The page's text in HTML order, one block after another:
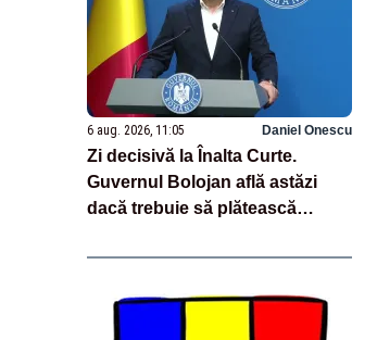
6 aug. 2026, 11:05 Daniel Onescu
Zi decisivă la Înalta Curte.
Guvernul Bolojan află astăzi
dacă trebuie să plătească
grefierilor